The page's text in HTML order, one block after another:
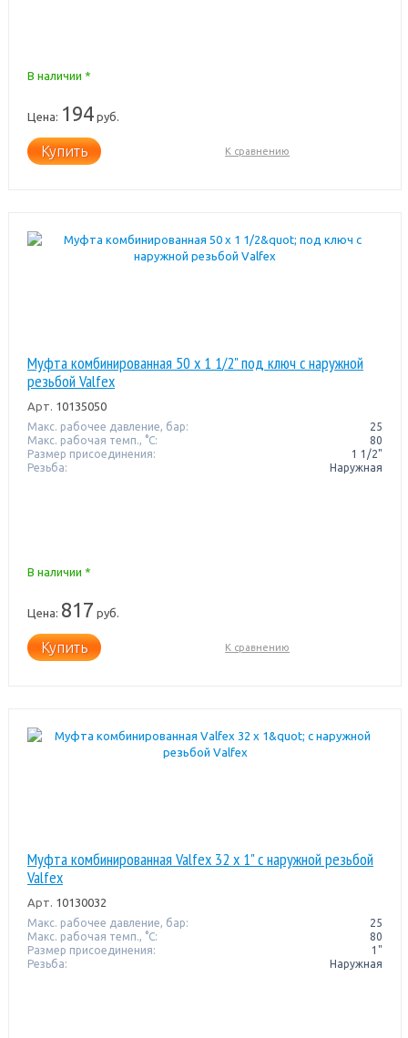
В наличии *
Цена: 194руб.
Купить К сравнению
Муфта комбинированная 50 x 1 1/2" под ключ с наружной
резьбой Valfex
Арт. 10135050
Макс. рабочее давление, бар:
25
Макс. рабочая темп., °С:
80
Размер присоединения:
1 1/2"
Резьба:
Наружная
В наличии *
Цена: 817 руб.
Купить К сравнению
Муфта комбинированная Valfex 32 x 1" с наружной резьбой
Valfex
Арт. 10130032
Макс. рабочее давление, бар:
25
Макс. рабочая темп., °С:
80
Размер присоединения:
1"
Резьба:
Наружная